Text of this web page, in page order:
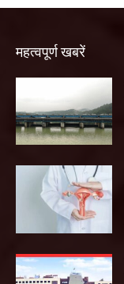
महत्वपूर्ण खबरें